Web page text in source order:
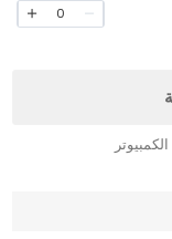
0